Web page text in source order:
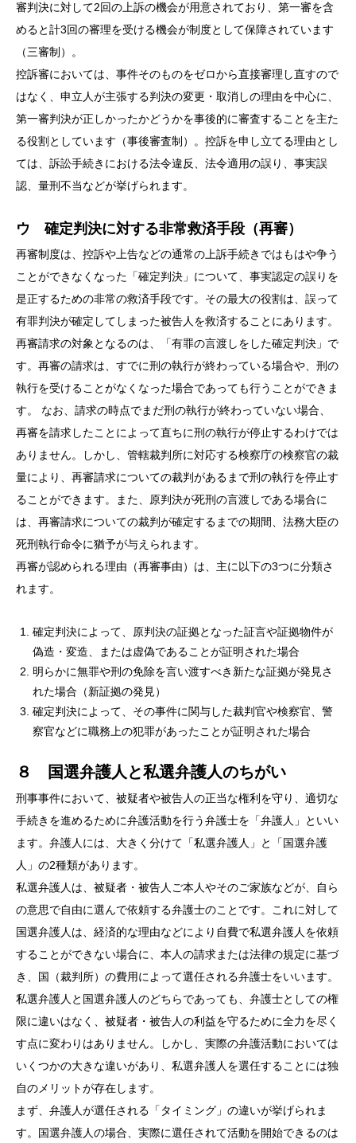
審判決に対して2回の上訴の機会が用意されており、第一審を含
めると計3回の審理を受ける機会が制度として保障されています
（三審制）。
控訴審においては、事件そのものをゼロから直接審理し直すので
はなく、申立人が主張する判決の変更・取消しの理由を中心に、
第一審判決が正しかったかどうかを事後的に審査することを主た
る役割としています（事後審査制）。控訴を申し立てる理由とし
ては、訴訟手続きにおける法令違反、法令適用の誤り、事実誤
認、量刑不当などが挙げられます。
ウ 確定判決に対する非常救済手段（再審）
再審制度は、控訴や上告などの通常の上訴手続きではもはや争う
ことができなくなった「確定判決」について、事実認定の誤りを
是正するための非常の救済手段です。その最大の役割は、誤って
有罪判決が確定してしまった被告人を救済することにあります。
再審請求の対象となるのは、「有罪の言渡しをした確定判決」で
す。再審の請求は、すでに刑の執行が終わっている場合や、刑の
執行を受けることがなくなった場合であっても行うことができま
す。 なお、請求の時点でまだ刑の執行が終わっていない場合、
再審を請求したことによって直ちに刑の執行が停止するわけでは
ありません。しかし、管轄裁判所に対応する検察庁の検察官の裁
量により、再審請求についての裁判があるまで刑の執行を停止す
ることができます。また、原判決が死刑の言渡しである場合に
は、再審請求についての裁判が確定するまでの期間、法務大臣の
死刑執行命令に猶予が与えられます。
再審が認められる理由（再審事由）は、主に以下の3つに分類さ
れます。
確定判決によって、原判決の証拠となった証言や証拠物件が
偽造・変造、または虚偽であることが証明された場合
明らかに無罪や刑の免除を言い渡すべき新たな証拠が発見さ
れた場合（新証拠の発見）
確定判決によって、その事件に関与した裁判官や検察官、警
察官などに職務上の犯罪があったことが証明された場合
８ 国選弁護人と私選弁護人のちがい
刑事事件において、被疑者や被告人の正当な権利を守り、適切な
手続きを進めるために弁護活動を行う弁護士を「弁護人」といい
ます。弁護人には、大きく分けて「私選弁護人」と「国選弁護
人」の2種類があります。
私選弁護人は、被疑者・被告人ご本人やそのご家族などが、自ら
の意思で自由に選んで依頼する弁護士のことです。これに対して
国選弁護人は、経済的な理由などにより自費で私選弁護人を依頼
することができない場合に、本人の請求または法律の規定に基づ
き、国（裁判所）の費用によって選任される弁護士をいいます。
私選弁護人と国選弁護人のどちらであっても、弁護士としての権
限に違いはなく、被疑者・被告人の利益を守るために全力を尽く
す点に変わりはありません。しかし、実際の弁護活動においては
いくつかの大きな違いがあり、私選弁護人を選任することには独
自のメリットが存在します。
まず、弁護人が選任される「タイミング」の違いが挙げられま
す。国選弁護人の場合、実際に選任されて活動を開始できるのは